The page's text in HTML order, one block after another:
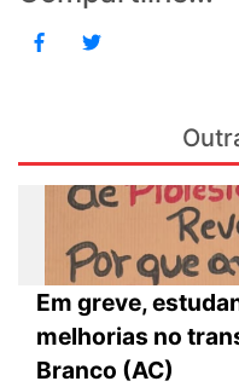
Em greve,
melhorias no
Branco (AC)